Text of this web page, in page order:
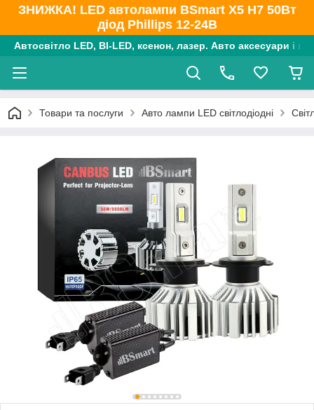
ЗНИЖКА! LED автолампи BSmart X5 H7 50Вт
діод Phillips 12-24В
Автосвітло LED, BI-LED, ксенон, лазер. Авто аксесуари і
Товари та послуги Авто лампи LED світлодіодні